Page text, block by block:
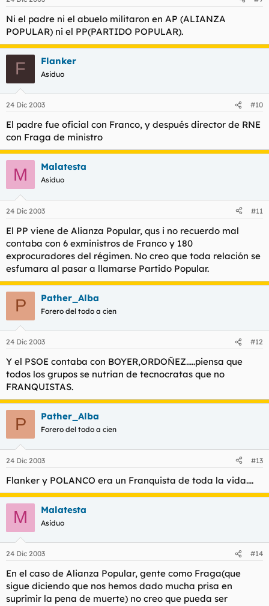
Ni el padre ni el abuelo militaron en AP (ALIANZA
POPULAR) ni el PP(PARTIDO POPULAR).
F Flanker
Asiduo
24 Dic 2003 #10
El padre fue oficial con Franco, y después director de RNE
con Fraga de ministro
M Malatesta
Asiduo
24 Dic 2003 #11
El PP viene de Alianza Popular, qus i no recuerdo mal
contaba con 6 exministros de Franco y 180
exprocuradores del régimen. No creo que toda relación se
esfumara al pasar a llamarse Partido Popular.
P Pather_Alba
Forero del todo a cien
24 Dic 2003 #12
Y el PSOE contaba con BOYER,ORDOÑEZ.....piensa que
todos los grupos se nutrian de tecnocratas que no
FRANQUISTAS.
P Pather_Alba
Forero del todo a cien
24 Dic 2003 #13
Flanker y POLANCO era un Franquista de toda la vida....
M Malatesta
Asiduo
24 Dic 2003 #14
En el caso de Alianza Popular, gente como Fraga(que
sigue diciendo que nos hemos dado mucha prisa en
suprimir la pena de muerte) no creo que pueda ser